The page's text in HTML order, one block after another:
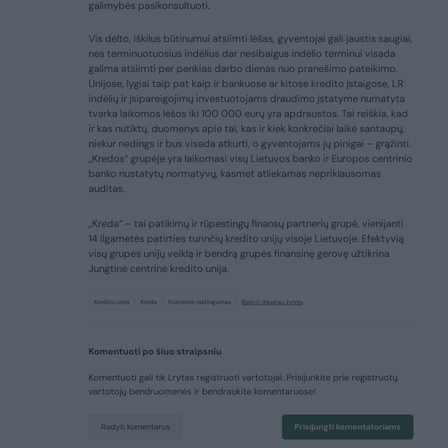
galimybės pasikonsultuoti.
Vis dėlto, iškilus būtinumui atsiimti lėšas, gyventojai gali jaustis saugiai,
nes terminuotuosius indėlius dar nesibaigus indėlio terminui visada
galima atsiimti per penkias darbo dienas nuo pranešimo pateikimo.
Unijose, lygiai taip pat kaip ir bankuose ar kitose kredito įstaigose, LR
indėlių ir įsipareigojimų investuotojams draudimo įstatyme numatyta
tvarka laikomos lėšos iki 100 000 eurų yra apdraustos. Tai reiškia, kad
ir kas nutiktų, duomenys apie tai, kas ir kiek konkrečiai laikė santaupų,
niekur nedings ir bus visada atkurti, o gyventojams jų pinigai – grąžinti.
„Kredos“ grupėje yra laikomasi visų Lietuvos banko ir Europos centrinio
banko nustatytų normatyvų, kasmet atliekamas nepriklausomas
auditas.
„Kreda“ – tai patikimų ir rūpestingų finansų partnerių grupė, vienijanti
14 ilgametės patirties turinčių kredito unijų visoje Lietuvoje. Efektyvią
visų grupės unijų veiklą ir bendrą grupės finansinę gerovę užtikrina
Jungtinė centrinė kredito unija.
Kredito unija Kreda finansinis raštingumas Rodyti daugiau žymių
Komentuoti po šiuo straipsniu
Komentuoti gali tik Lrytas registruoti vartotojai. Prisijunkite prie registruotų
vartotojų bendruomenės ir bendraukite komentaruose!
Rodyti komentarus Prisijungti komentatoriams